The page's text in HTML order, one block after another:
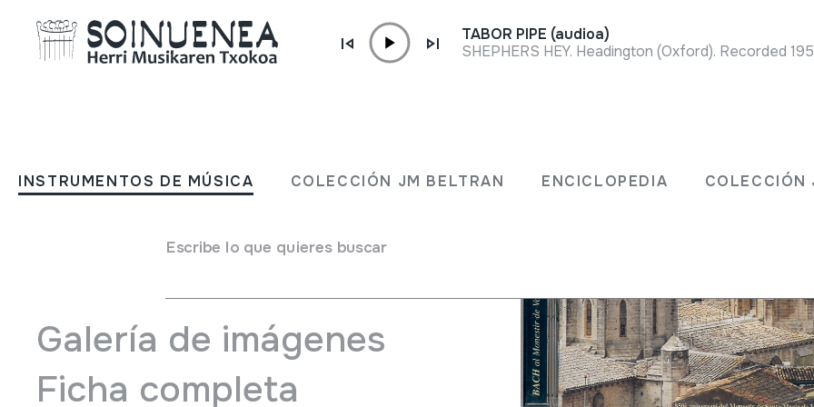
INSTRUMENTOS DE MÚSICA COLECCIÓN JM BELTRAN ENCICLOPEDIA COLECCIÓN
Escribe lo que quieres buscar
TABOR PIPE (audioa)
SHEPHERS HEY. Headington (Oxford). Recorded
BACH al Monestir de Vallbona;
Fonoteca
Galería de imágenes
Ficha completa